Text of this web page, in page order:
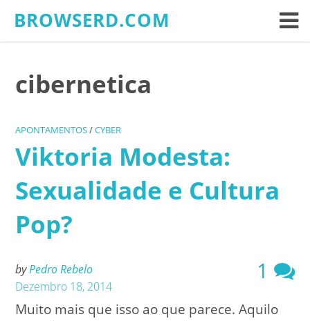
BROWSERD.COM
cibernetica
APONTAMENTOS/CYBER
Viktoria Modesta:
Sexualidade e Cultura
Pop?
byPedro Rebelo
Dezembro 18, 2014
1
Muito mais que isso ao que parece. Aquilo